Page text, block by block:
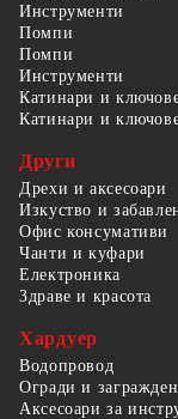
Инструменти
Помпи
Помпи
Инструменти
Катинари и
Катинари и
Други
Дрехи и аксесоари
Изкуство и
Офис консумативи
Чанти и куфари
Електроника
Здраве и красота
Хардуер
Водопровод
Огради и
Аксесоари за